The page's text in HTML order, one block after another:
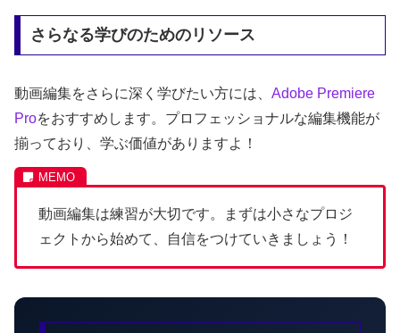
さらなる学びのためのリソース
動画編集をさらに深く学びたい方には、 Adobe Premiere
Proをおすすめします。プロフェッショナルな編集機能が
揃っており、学ぶ価値がありますよ！
動画編集は練習が大切です。まずは小さなプロジ
ェクトから始めて、自信をつけていきましょう！